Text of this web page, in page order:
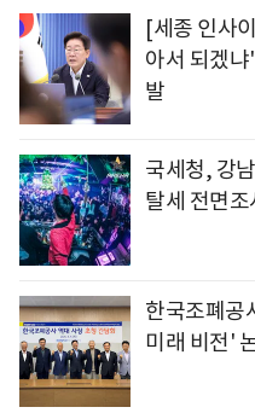
[세종 인사
아서 되겠
발
국세청, 강
탈세 전면조
한국조폐공
미래 비전'